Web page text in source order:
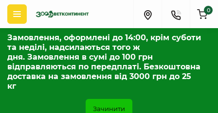
Замовлення, оформлені до 14:00, крім суботи
та неділі, надсилаються того ж
дня. Замовлення в сумі до 100 грн
відправляються по передплаті. Безкоштовна
доставка на замовлення від 3000 грн до 25
кг
Зачинити
0